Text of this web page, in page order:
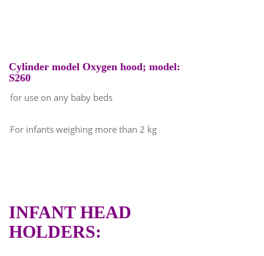
Cylinder model Oxygen hood; model:
S260
for use on any baby beds
For infants weighing more than 2 kg
INFANT HEAD
HOLDERS: